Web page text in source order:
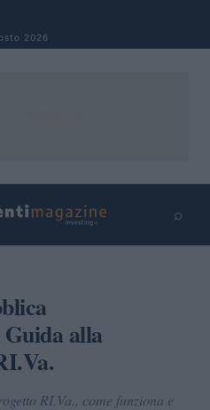
2026
⌕
alla
RI.Va., come funziona e